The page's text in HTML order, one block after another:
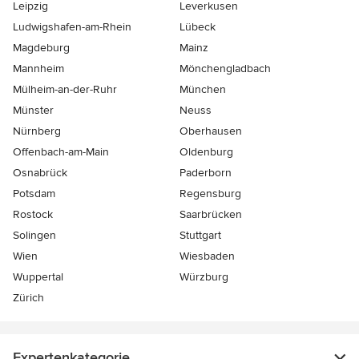
Leipzig
Leverkusen
Ludwigshafen-am-Rhein
Lübeck
Magdeburg
Mainz
Mannheim
Mönchen­gladbach
Mülheim-an-der-Ruhr
München
Münster
Neuss
Nürnberg
Oberhausen
Offenbach-am-Main
Oldenburg
Osnabrück
Paderborn
Potsdam
Regensburg
Rostock
Saarbrücken
Solingen
Stuttgart
Wien
Wiesbaden
Wuppertal
Würzburg
Zürich